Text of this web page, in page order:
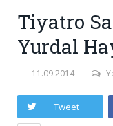
Tiyatro
Yurdal
11.09.2014
Tweet